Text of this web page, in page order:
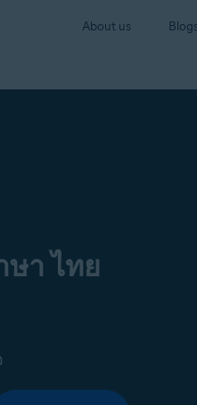
About us
ษา ไทย